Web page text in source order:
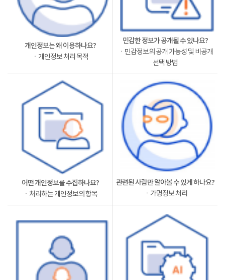
개인정보는 왜 이용하나요?
ㆍ개인정보 처리 목적
민감한 정보가 공개될 수 있나요?
ㆍ민감정보의 공개 가능성 및 비공개
선택 방법
어떤 개인정보를 수집하나요?
ㆍ처리하는 개인정보의 항목
관련된 사람만 알아볼 수 있게 하나요?
ㆍ가명정보 처리